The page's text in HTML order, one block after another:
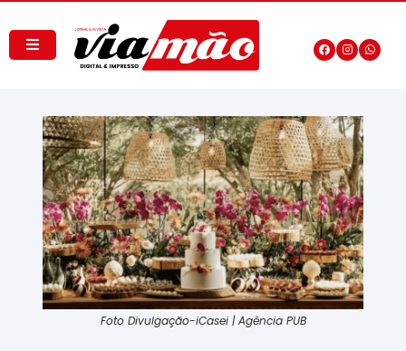
Foto Divulgação-iCasei | Agência PUB